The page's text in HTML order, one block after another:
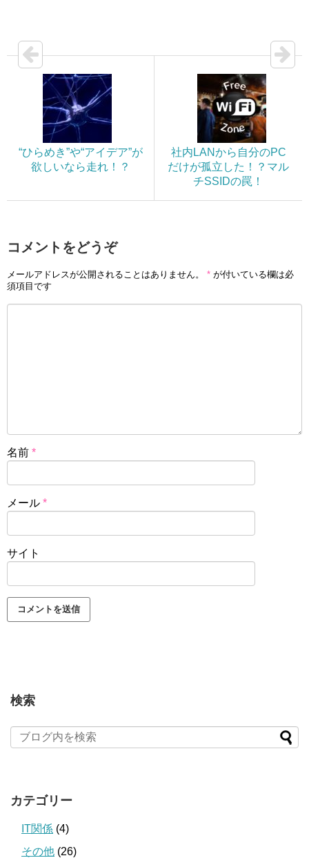
“ひらめき”や“アイデア”が
欲しいなら走れ！？
社内LANから自分のPC
だけが孤立した！？マル
チSSIDの罠！
コメントをどうぞ
メールアドレスが公開されることはありません。 * が付いている欄は必
須項目です
名前 *
メール *
サイト
検索
カテゴリー
IT関係 (4)
その他 (26)